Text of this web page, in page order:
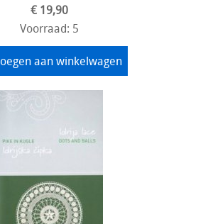
€ 19,90
Voorraad: 5
aan winkelwagen